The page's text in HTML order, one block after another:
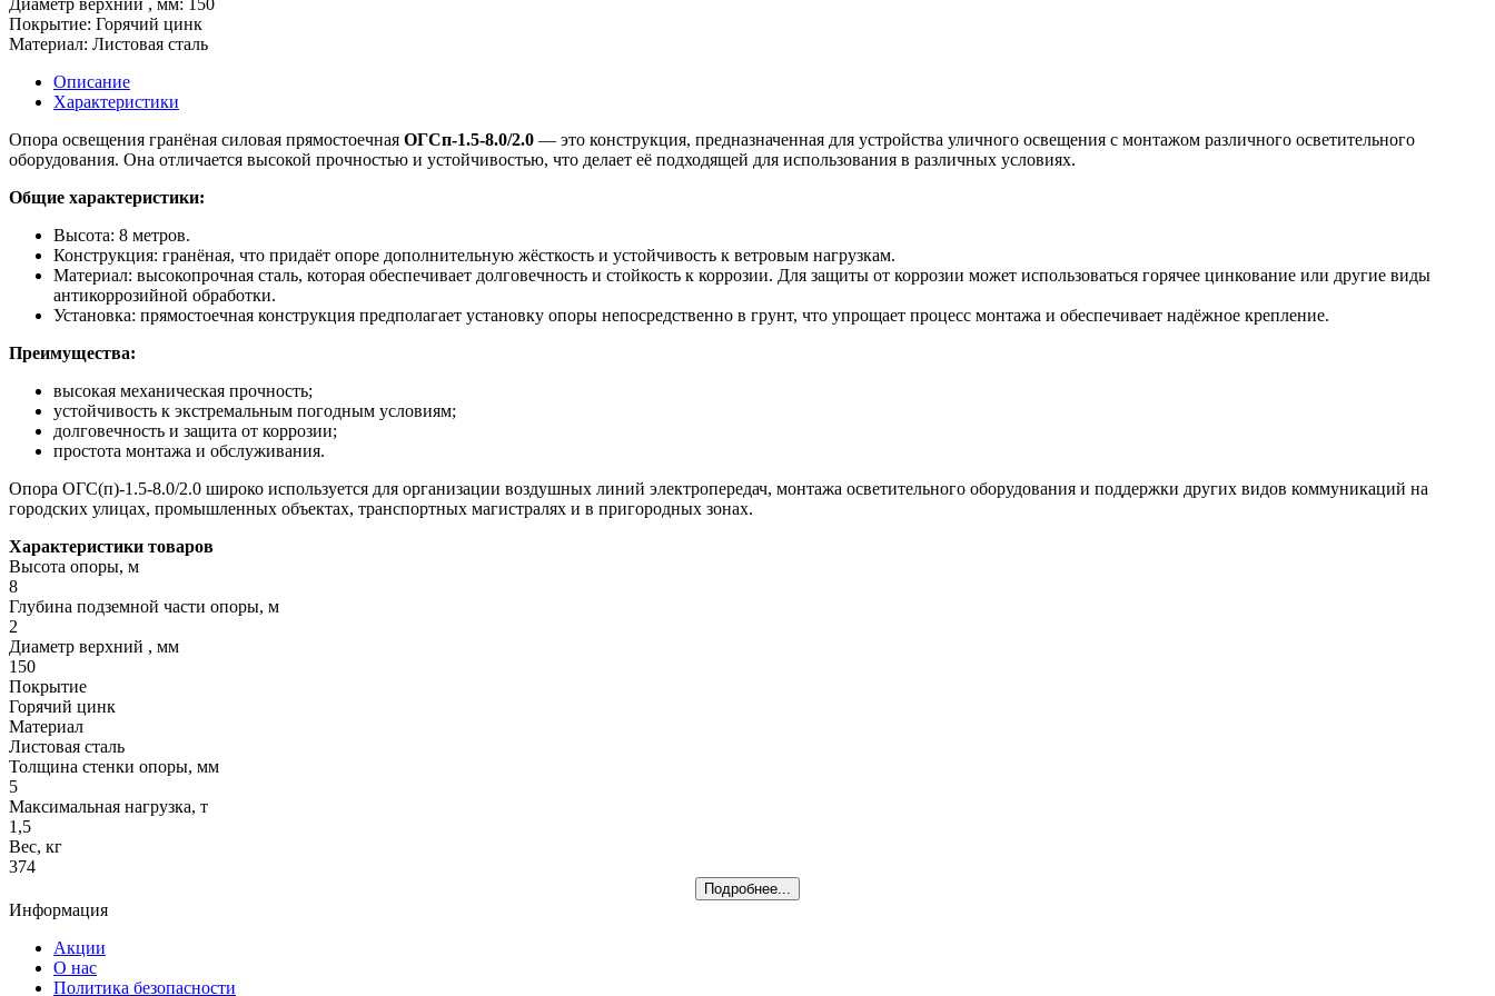
Покрытие: Горячий цинк
Материал: Листовая сталь
Описание
Характеристики
Опора освещения гранёная силовая прямостоечная ОГСп-1.5-8.0/2.0 — это конструкция, предназначенная для устройства уличного освещения с монтажом различного осветительного
оборудования. Она отличается высокой прочностью и устойчивостью, что делает её подходящей для использования в различных условиях.
Общие характеристики:
Высота: 8 метров.
Конструкция: гранёная, что придаёт опоре дополнительную жёсткость и устойчивость к ветровым нагрузкам.
Материал: высокопрочная сталь, которая обеспечивает долговечность и стойкость к коррозии. Для защиты от коррозии может использоваться горячее цинкование или другие виды
антикоррозийной обработки.
Установка: прямостоечная конструкция предполагает установку опоры непосредственно в грунт, что упрощает процесс монтажа и обеспечивает надёжное крепление.
Преимущества:
высокая механическая прочность;
устойчивость к экстремальным погодным условиям;
долговечность и защита от коррозии;
простота монтажа и обслуживания.
Опора ОГС(п)-1.5-8.0/2.0 широко используется для организации воздушных линий электропередач, монтажа осветительного оборудования и поддержки других видов коммуникаций на
городских улицах, промышленных объектах, транспортных магистралях и в пригородных зонах.
Характеристики товаров
Высота опоры, м
8
Глубина подземной части опоры, м
2
Диaмeтp верхний , мм
150
Покрытие
Горячий цинк
Материал
Листовая сталь
Толщина стенки опоры, мм
5
Максимальная нагрузка, т
1,5
Вес, кг
374
Подробнее...
Информация
Акции
О нас
Политика безопасности